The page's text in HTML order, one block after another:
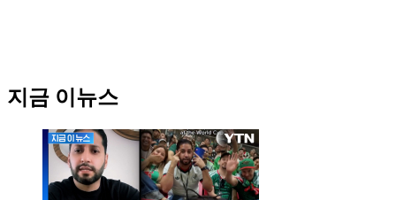
지금 이뉴스